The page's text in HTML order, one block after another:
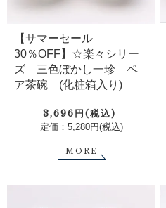
【サマーセール
30％OFF】☆楽々シリー
ズ 三色ぼかし一珍 ペ
ア茶碗 (化粧箱入り)
3,696円(税込)
定価：5,280円(税込)
MORE